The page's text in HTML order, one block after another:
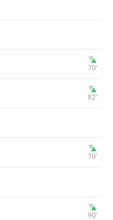
70‎’‎
82‎’‎
70‎’‎
90‎’‎